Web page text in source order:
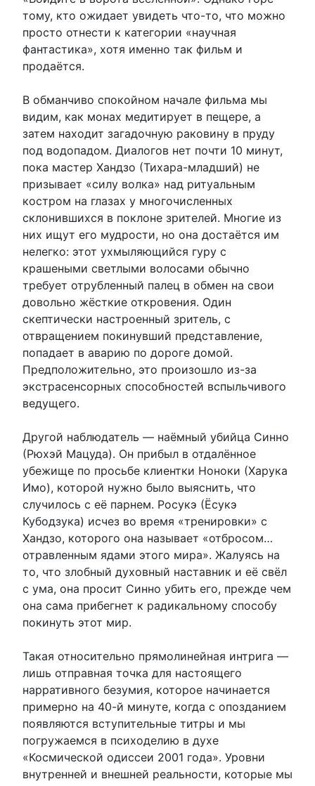
тому, кто ожидает увидеть что-то, что можно
просто отнести к категории «научная
фантастика», хотя именно так фильм и
продаётся.
В обманчиво спокойном начале фильма мы
видим, как монах медитирует в пещере, а
затем находит загадочную раковину в пруду
под водопадом. Диалогов нет почти 10 минут,
пока мастер Хандзо (Тихара-младший) не
призывает «силу волка» над ритуальным
костром на глазах у многочисленных
склонившихся в поклоне зрителей. Многие из
них ищут его мудрости, но она достаётся им
нелегко: этот ухмыляющийся гуру с
крашеными светлыми волосами обычно
требует отрубленный палец в обмен на свои
довольно жёсткие откровения. Один
скептически настроенный зритель, с
отвращением покинувший представление,
попадает в аварию по дороге домой.
Предположительно, это произошло из-за
экстрасенсорных способностей вспыльчивого
ведущего.
Другой наблюдатель — наёмный убийца Синно
(Рюхэй Мацуда). Он прибыл в отдалённое
убежище по просьбе клиентки Ноноки (Харука
Имо), которой нужно было выяснить, что
случилось с её парнем. Росукэ (Ёсукэ
Кубодзука) исчез во время «тренировки» с
Хандзо, которого она называет «отбросом…
отравленным ядами этого мира». Жалуясь на
то, что злобный духовный наставник и её свёл
с ума, она просит Синно убить его, прежде чем
она сама прибегнет к радикальному способу
покинуть этот мир.
Такая относительно прямолинейная интрига —
лишь отправная точка для настоящего
нарративного безумия, которое начинается
примерно на 40-й минуте, когда с опозданием
появляются вступительные титры и мы
погружаемся в психоделию в духе
«Космической одиссеи 2001 года». Уровни
внутренней и внешней реальности, которые мы